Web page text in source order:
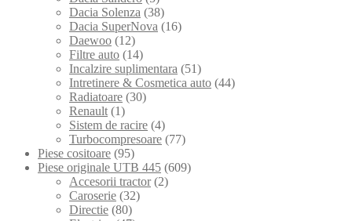
Dacia Solenza (38)
Dacia SuperNova (16)
Daewoo (12)
Filtre auto (14)
Incalzire suplimentara (51)
Intretinere & Cosmetica auto (44)
Radiatoare (30)
Renault (1)
Sistem de racire (4)
Turbocompresoare (77)
Piese cositoare (95)
Piese originale UTB 445 (609)
Accesorii tractor (2)
Caroserie (32)
Directie (80)